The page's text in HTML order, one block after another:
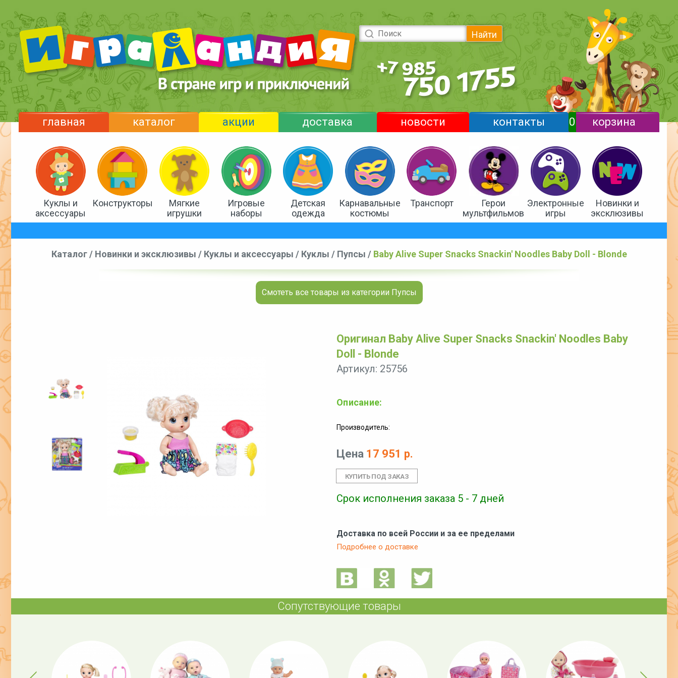
Найти
главная каталог акции доставка новости контакты 0 корзина
Куклы и
аксессуары
Конструкторы
Мягкие
игрушки
Игровые
наборы
Детская
одежда
Карнавальные
костюмы
Транспорт
Герои
мультфильмов
Электронные
игры
Новинки и
эксклюзивы
Каталог/ Новинки и эксклюзивы / Куклы и аксессуары / Куклы / Пупсы / Baby Alive Super Snacks Snackin' Noodles Baby Doll - Blonde
Смотеть все товары из категории Пупсы
Оригинал Baby Alive Super Snacks Snackin' Noodles Baby
Doll - Blonde
Артикул: 25756
Описание:
Производитель:
Цена 17 951 р.
Срок исполнения заказа 5 - 7 дней
Доставка по всей России и за ее пределами
Подробнее о доставке
Сопутствующие товары